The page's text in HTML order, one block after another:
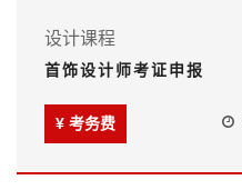
设计课程
首饰设计师考证申报
¥ 考务费